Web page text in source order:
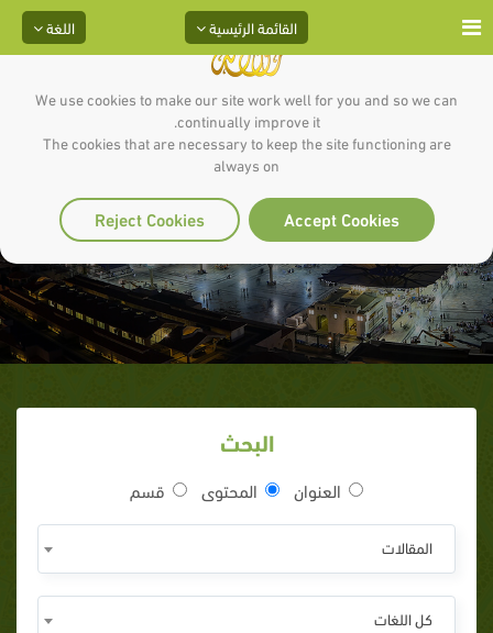
We use cookies to make our site work well for you and so we can
continually improve it.
The cookies that are necessary to keep the site functioning are
always on
Accept Cookies
Reject Cookies
اللغة القائمة الرئيسية
بايع رسول الله
البحث
العنوان المحتوى قسم
المقالات
كل اللغات